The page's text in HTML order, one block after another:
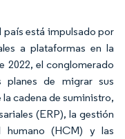
país está impulsado por
a plataformas en la
2022, el conglomerado
planes de migrar sus
cadena de suministro,
(ERP), la gestión
humano (HCM) y las